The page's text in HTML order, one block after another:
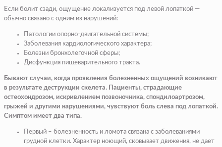
Если болит сзади, ощущение локализуется под левой лопаткой —
обычно связано с одним из нарушений:
Патологии опорно-двигательной системы;
Заболевания кардиологического характера;
Болезни бронхолегочной сферы;
Дисфункция пищеварительного тракта.
Бывают случаи, когда проявления болезненных ощущений возникают
в результате деструкции скелета. Пациенты, страдающие
остеохондрозом, искривлением позвоночника, спондилоартрозом,
грыжей и другими нарушениями, чувствуют боль слева под лопаткой.
Симптом имеет два типа.
Первый – болезненность и ломота связана с заболеваниями
грудной клетки. Характер ноющий, сковывает движения, не дает